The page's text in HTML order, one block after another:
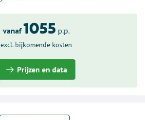
vanaf 1055 p.p.
excl. bijkomende kosten
Prijzen en data